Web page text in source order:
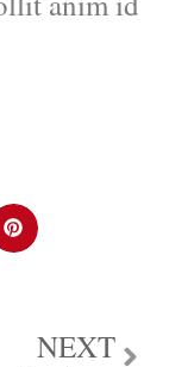
NEXT